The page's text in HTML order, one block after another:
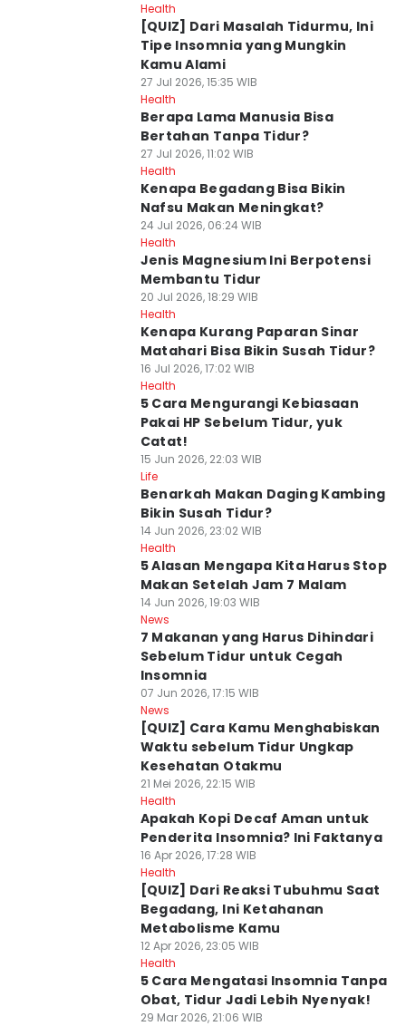
Health
[QUIZ] Dari Masalah Tidurmu, Ini
Tipe Insomnia yang Mungkin
Kamu Alami
27 Jul 2026, 15:35 WIB
Health
Berapa Lama Manusia Bisa
Bertahan Tanpa Tidur?
27 Jul 2026, 11:02 WIB
Health
Kenapa Begadang Bisa Bikin
Nafsu Makan Meningkat?
24 Jul 2026, 06:24 WIB
Health
Jenis Magnesium Ini Berpotensi
Membantu Tidur
20 Jul 2026, 18:29 WIB
Health
Kenapa Kurang Paparan Sinar
Matahari Bisa Bikin Susah Tidur?
16 Jul 2026, 17:02 WIB
Health
5 Cara Mengurangi Kebiasaan
Pakai HP Sebelum Tidur, yuk
Catat!
15 Jun 2026, 22:03 WIB
Life
Benarkah Makan Daging Kambing
Bikin Susah Tidur?
14 Jun 2026, 23:02 WIB
Health
5 Alasan Mengapa Kita Harus Stop
Makan Setelah Jam 7 Malam
14 Jun 2026, 19:03 WIB
News
7 Makanan yang Harus Dihindari
Sebelum Tidur untuk Cegah
Insomnia
07 Jun 2026, 17:15 WIB
News
[QUIZ] Cara Kamu Menghabiskan
Waktu sebelum Tidur Ungkap
Kesehatan Otakmu
21 Mei 2026, 22:15 WIB
Health
Apakah Kopi Decaf Aman untuk
Penderita Insomnia? Ini Faktanya
16 Apr 2026, 17:28 WIB
Health
[QUIZ] Dari Reaksi Tubuhmu Saat
Begadang, Ini Ketahanan
Metabolisme Kamu
12 Apr 2026, 23:05 WIB
Health
5 Cara Mengatasi Insomnia Tanpa
Obat, Tidur Jadi Lebih Nyenyak!
29 Mar 2026, 21:06 WIB